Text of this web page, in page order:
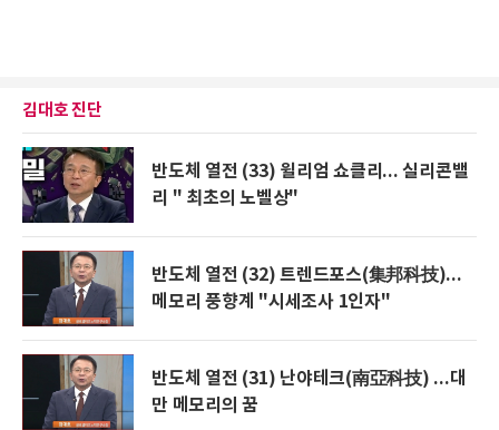
김대호 진단
반도체 열전 (33) 윌리엄 쇼클리... 실리콘밸
리 " 최초의 노벨상"
반도체 열전 (32) 트렌드포스(集邦科技)...
메모리 풍향계 "시세조사 1인자"
반도체 열전 (31) 난야테크(南亞科技) ...대
만 메모리의 꿈